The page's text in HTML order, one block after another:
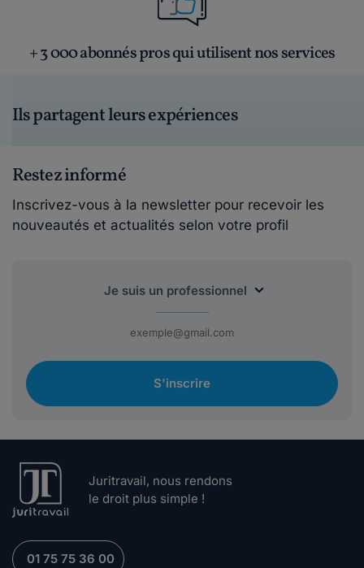
+ 3 000 abonnés pros qui utilisent nos services
Ils partagent leurs expériences
Restez informé
Inscrivez-vous à la newsletter pour recevoir les
nouveautés et actualités selon votre profil
S'inscrire
Juritravail, nous rendons
le droit plus simple !
01 75 75 36 00